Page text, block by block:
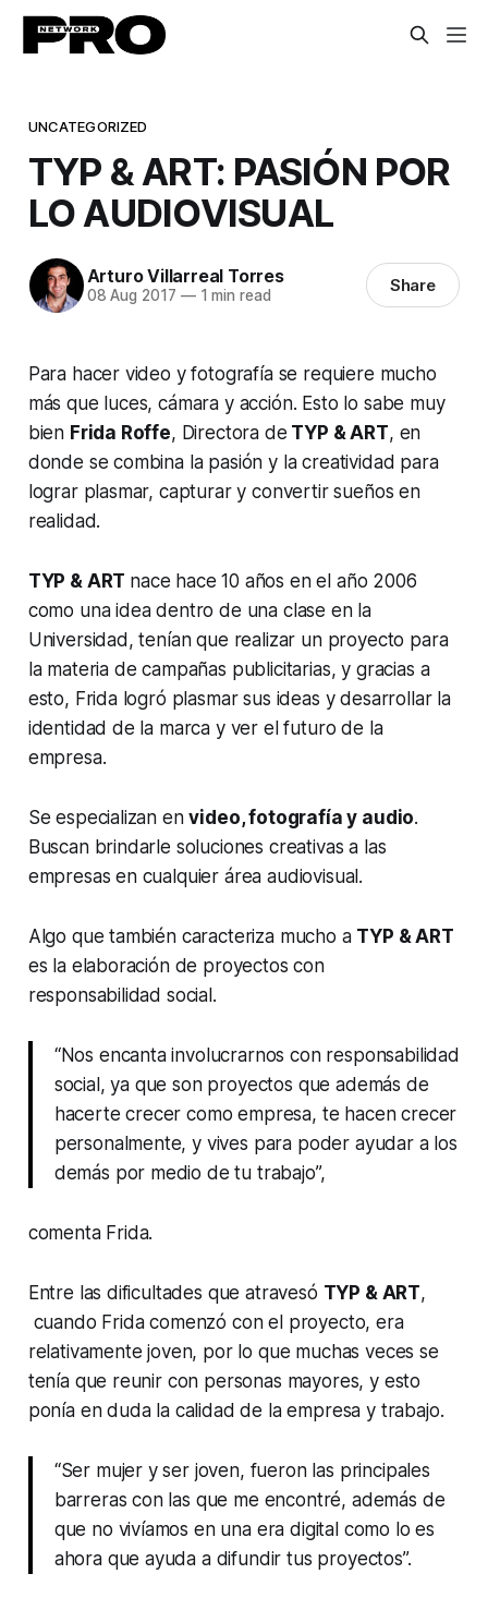
UNCATEGORIZED
TYP & ART: PASIÓN POR
LO AUDIOVISUAL
Arturo Villarreal Torres
08 Aug 2017 —1 min read Share
Para hacer video y fotografía se requiere mucho
más que luces, cámara y acción. Esto lo sabe muy
bien Frida Roffe, Directora de TYP & ART, en
donde se combina la pasión y la creatividad para
lograr plasmar, capturar y convertir sueños en
realidad.
TYP & ART nace hace 10 años en el año 2006
como una idea dentro de una clase en la
Universidad, tenían que realizar un proyecto para
la materia de campañas publicitarias, y gracias a
esto, Frida logró plasmar sus ideas y desarrollar la
identidad de la marca y ver el futuro de la
empresa.
Se especializan envideo, fotografía y audio.
Buscan brindarle soluciones creativas a las
empresas en cualquier área audiovisual.
Algo que también caracteriza mucho a TYP & ART
es la elaboración de proyectos con
responsabilidad social.
“Nos encanta involucrarnos con responsabilidad
social, ya que son proyectos que además de
hacerte crecer como empresa, te hacen crecer
personalmente, y vives para poder ayudar a los
demás por medio de tu trabajo”,
comenta Frida.
Entre las dificultades que atravesó TYP & ART,
cuando Frida comenzó con el proyecto, era
relativamente joven, por lo que muchas veces se
tenía que reunir con personas mayores, y esto
ponía en duda la calidad de la empresa y trabajo.
“Ser mujer y ser joven, fueron las principales
barreras con las que me encontré, además de
que no vivíamos en una era digital como lo es
ahora que ayuda a difundir tus proyectos”.